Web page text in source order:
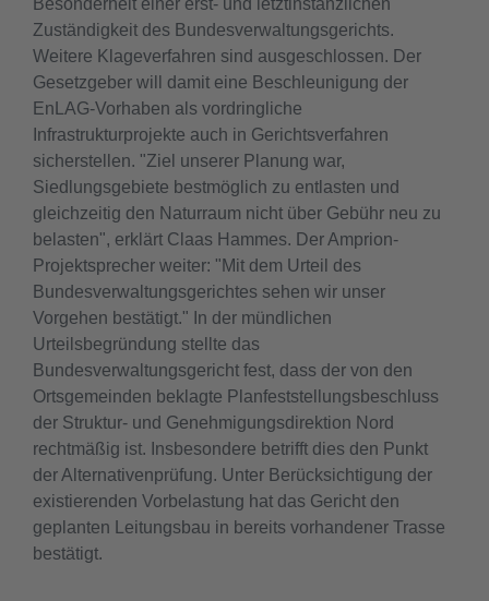
Besonderheit einer erst- und letztinstanzlichen
Zuständigkeit des Bundesverwaltungsgerichts.
Weitere Klageverfahren sind ausgeschlossen. Der
Gesetzgeber will damit eine Beschleunigung der
EnLAG-Vorhaben als vordringliche
Infrastrukturprojekte auch in Gerichtsverfahren
sicherstellen. "Ziel unserer Planung war,
Siedlungsgebiete bestmöglich zu entlasten und
gleichzeitig den Naturraum nicht über Gebühr neu zu
belasten", erklärt Claas Hammes. Der Amprion-
Projektsprecher weiter: "Mit dem Urteil des
Bundesverwaltungsgerichtes sehen wir unser
Vorgehen bestätigt." In der mündlichen
Urteilsbegründung stellte das
Bundesverwaltungsgericht fest, dass der von den
Ortsgemeinden beklagte Planfeststellungsbeschluss
der Struktur- und Genehmigungsdirektion Nord
rechtmäßig ist. Insbesondere betrifft dies den Punkt
der Alternativenprüfung. Unter Berücksichtigung der
existierenden Vorbelastung hat das Gericht den
geplanten Leitungsbau in bereits vorhandener Trasse
bestätigt.